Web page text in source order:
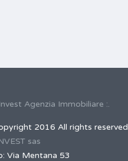
2016 All rights reserved
sas
Via Mentana 53